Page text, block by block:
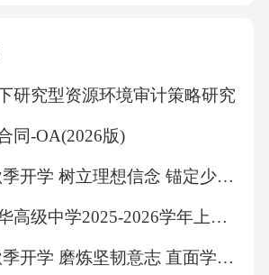
研究型资源环境审计策略研究
同-OA(2026版)
2026 年秋季开学 树立理想信念 锚定少年小目标
长沙市耀华高级中学2025-2026学年上学期高一期末考试英语试题答案
2026 年秋季开学 磨炼坚韧意志 直面学业重重挑战